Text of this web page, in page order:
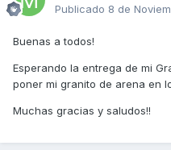
Publicado 8 de
Buenas a todos!
Esperando la entrega de mi
poner mi granito de arena en
Muchas gracias y saludos!!